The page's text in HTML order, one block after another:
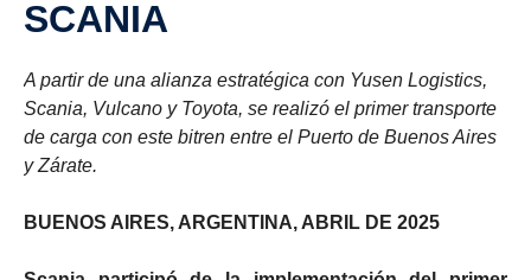
SCANIA
A partir de una alianza estratégica con Yusen Logistics,
Scania, Vulcano y Toyota, se realizó el primer transporte
de carga con este bitren entre el Puerto de Buenos Aires
y Zárate.
BUENOS AIRES, ARGENTINA, ABRIL DE 2025